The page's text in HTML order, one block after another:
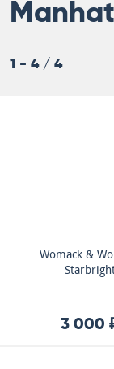
1 - 4 / 4
Womack &
3 000